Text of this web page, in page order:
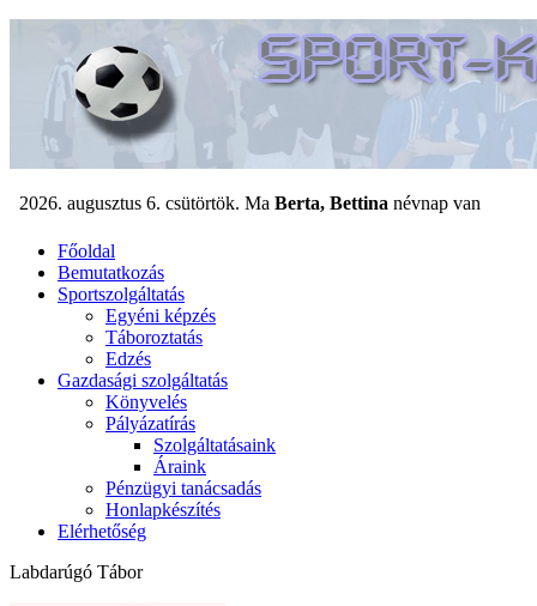
Főoldal
Bemutatkozás
Sportszolgáltatás
Egyéni képzés
Táboroztatás
Edzés
Gazdasági szolgáltatás
Könyvelés
Pályázatírás
Szolgáltatásaink
Áraink
Pénzügyi tanácsadás
Honlapkészítés
Elérhetőség
Labdarúgó Tábor